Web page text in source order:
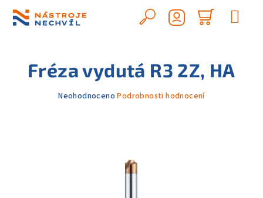
obsah
Hledat
košík
Fréza vydutá R3 2Z, HA
Průměrné
Neohodnoceno Podrobnosti hodnocení